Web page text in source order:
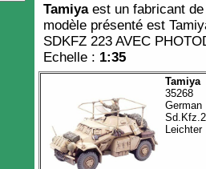
Tamiyaest un fabricant
modèle présenté est
SDKFZ 223 AVEC
Echelle : 1:35
Tamiya
35268
German
Leichter